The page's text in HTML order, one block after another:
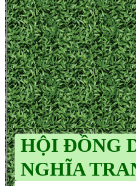
HỘI ĐỒNG
NGHĨA